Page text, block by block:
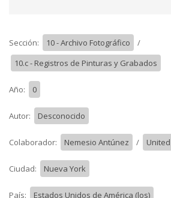
Sección: 10 - Archivo Fotográfico
/
10.c - Registros de Pinturas y Grabados
Año: 0
Autor: Desconocido
Colaborador: Nemesio Antúnez /
Ciudad: Nueva York
País: Estados Unidos de América (los)